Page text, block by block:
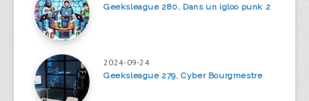
Geeksleague 280, Dans un igloo punk 2
2024-09-24
Geeksleague 279, Cyber Bourgmestre